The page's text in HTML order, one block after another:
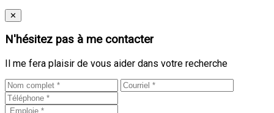
Close
✕
N'hésitez pas à me contacter
Il me fera plaisir de vous aider dans votre recherche